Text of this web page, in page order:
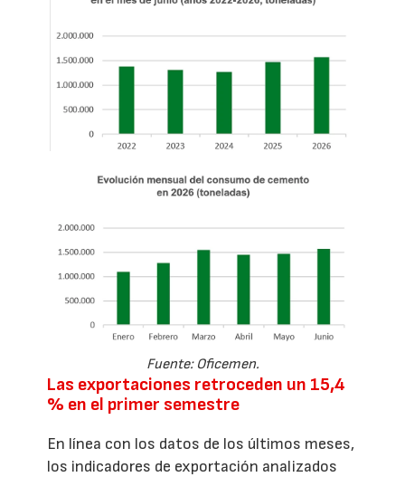
Fuente: Oficemen.
Las exportaciones retroceden un 15,4
% en el primer semestre
En línea con los datos de los últimos meses,
los indicadores de exportación analizados